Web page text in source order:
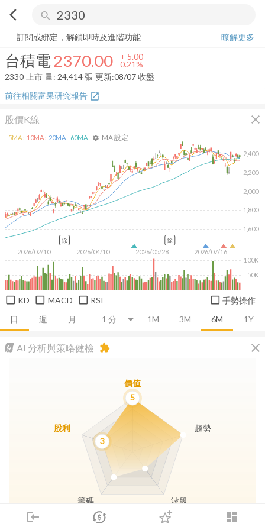
arrow_back_ios search
login dashboard
市場 登入
台積電 2370.00 + 0.21%
訂閱或綁定，解鎖即時及進階功能
瞭解更多
台積電2370.00 + 5.00
0.21%
2330 上市 量: 24,414張 更新:08/07 收盤
前往相關富果研究報告 open_in_new
股價K線 close
日 週 月 1M 3M 6M 1Y
2026/02/10 2026/04/10 2026/05/28 2026/07/16
1,600
1,800
2,000
2,200
2,400
50K
100K
5MA: 10MA: 20MA: 60MA: settings MA 設定
除 除
KD MACD RSI 手勢操作
AI 分析與策略健檢 close
extension
價值
趨勢
波段
籌碼
股利
5
3